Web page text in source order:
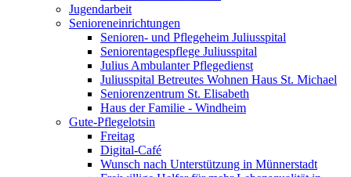
Jugendarbeit
Senioreneinrichtungen
Senioren- und Pflegeheim Juliusspital
Seniorentagespflege Juliusspital
Julius Ambulanter Pflegedienst
Juliusspital Betreutes Wohnen Haus St. Michael
Seniorenzentrum St. Elisabeth
Haus der Familie - Windheim
Gute-Pflegelotsin
Freitag
Digital-Café
Wunsch nach Unterstützung in Münnerstadt